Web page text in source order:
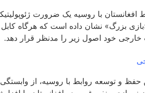
افغانستان با روسیه یک ضرورت
بزرگ» نشان داده است که هرگاه
خود اصول زیر را مدنظر قرار دهد.
و توسعه روابط با روسیه، از